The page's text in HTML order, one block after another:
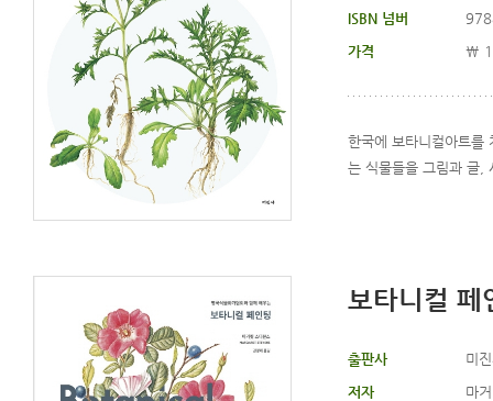
ISBN 넘버
가격
\
한국에 보타니컬아트를
는 식물들을 그림과 글
보타니컬 페
출판사
미
저자
마